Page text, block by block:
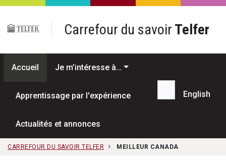
Passer au contenu principal
Carrefour du savoir Telfer
Accueil Je m’intéresse à…
Apprentissage par l'expérience
Actualités et annonces
Recherche...
English
CARREFOUR DU SAVOIR TELFER MEILLEUR CANADA